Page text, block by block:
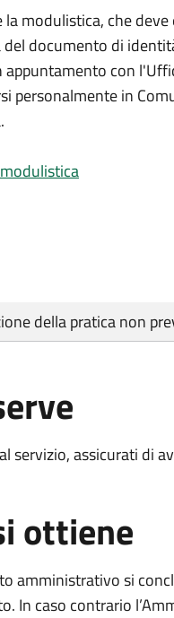
la modulistica, che
documento di
appuntamento con
personalmente in
della pratica non
servizio, assicurati di
ottiene
amministrativo si
In caso contrario